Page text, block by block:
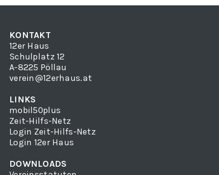
KONTAKT
12er Haus
Schulplatz 12
A-8225 Pöllau
verein@12erhaus.at
LINKS
mobil50plus
Zeit-Hilfs-Netz
Login Zeit-Hilfs-Netz
Login 12er Haus
DOWNLOADS